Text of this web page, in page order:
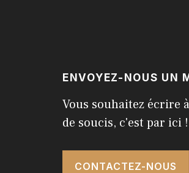
ENVOYEZ-NOUS UN
Vous souhaitez écrire
de soucis, c'est par ici !
CONTACTEZ-NOUS